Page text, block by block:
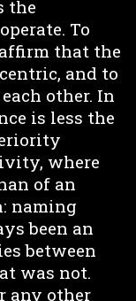
the
To
that the
and to
other. In
is less the
where
of an
naming
been an
between
was not.
any other